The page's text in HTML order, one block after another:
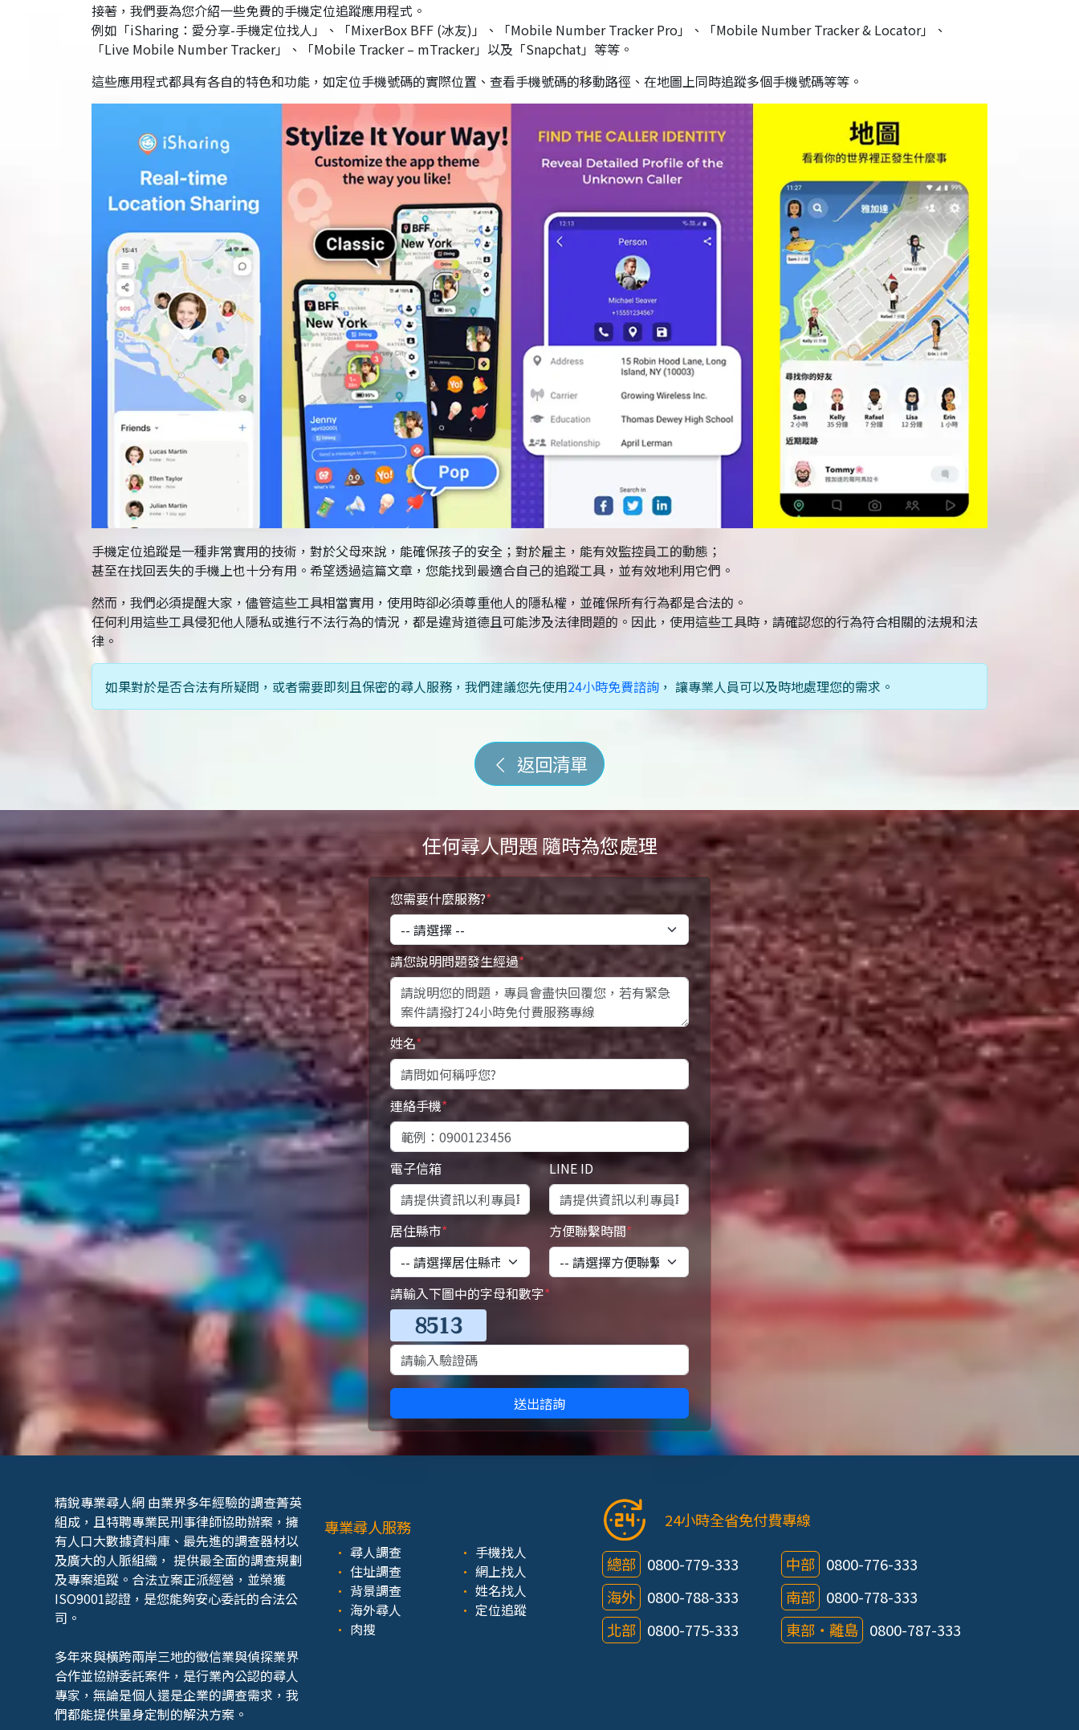
接著，我們要為您介紹一些免費的手機定位追蹤應用程式。
例如「iSharing：愛分享-手機定位找人」、「MixerBox BFF (冰友)」、「Mobile Number Tracker Pro」、「Mobile Number Tracker & Locator」、
「Live Mobile Number Tracker」、「Mobile Tracker – mTracker」以及「Snapchat」等等。
這些應用程式都具有各自的特色和功能，如定位手機號碼的實際位置、查看手機號碼的移動路徑、在地圖上同時追蹤多個手機號碼等等。
手機定位追蹤是一種非常實用的技術，對於父母來說，能確保孩子的安全；對於雇主，能有效監控員工的動態；
甚至在找回丟失的手機上也十分有用。希望透過這篇文章，您能找到最適合自己的追蹤工具，並有效地利用它們。
然而，我們必須提醒大家，儘管這些工具相當實用，使用時卻必須尊重他人的隱私權，並確保所有行為都是合法的。
任何利用這些工具侵犯他人隱私或進行不法行為的情況，都是違背道德且可能涉及法律問題的。因此，使用這些工具時，請確認您的行為符合相關的法規和法
律。
如果對於是否合法有所疑問，或者需要即刻且保密的尋人服務，我們建議您先使用24小時免費諮詢 ， 讓專業人員可以及時地處理您的需求。
返回清單
任何尋人問題 隨時為您處理
您需要什麼服務?*
請您說明問題發生經過*
姓名*
連絡手機*
電子信箱 LINE ID
居住縣市* 方便聯繫時間*
請輸入下圖中的字母和數字*
送出諮詢
精銳專業尋人網 由業界多年經驗的調查菁英
組成，且特聘專業民刑事律師協助辦案，擁
有人口大數據資料庫、最先進的調查器材以
及廣大的人脈組織， 提供最全面的調查規劃
及專案追蹤。合法立案正派經營，並榮獲
ISO9001認證，是您能夠安心委託的合法公
司。
多年來與橫跨兩岸三地的徵信業與偵探業界
合作並協辦委託案件，是行業內公認的尋人
專家，無論是個人還是企業的調查需求，我
們都能提供量身定制的解決方案。
專業尋人服務
尋人調查
住址調查
背景調查
海外尋人
肉搜
手機找人
網上找人
姓名找人
定位追蹤
24小時全省免付費專線
總部 0800-779-333
海外 0800-788-333
北部 0800-775-333
中部 0800-776-333
南部 0800-778-333
東部‧離島 0800-787-333